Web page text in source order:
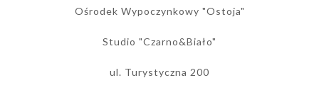
Ośrodek Wypoczynkowy "Ostoja"
Studio "Czarno&Biało"
ul. Turystyczna 200